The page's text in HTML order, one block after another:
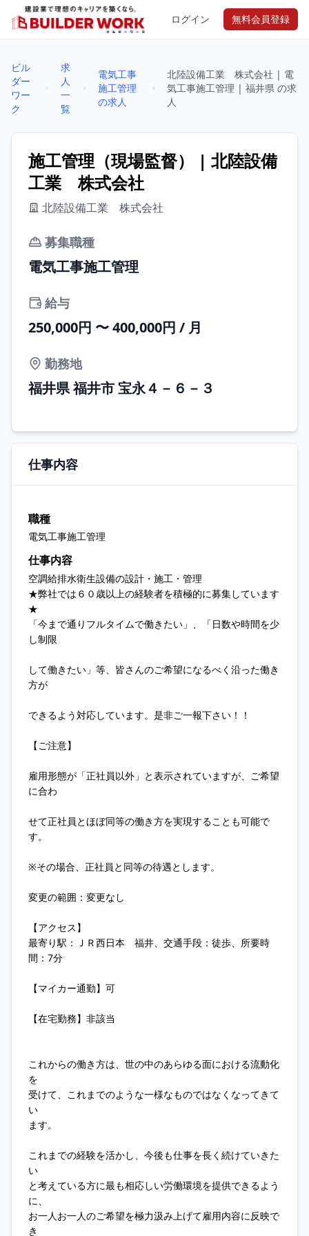
ログイン 無料会員登録
ビル
ダー
ワー
ク
求
人
一
覧
電気工事
施工管理
の求人
北陸設備工業 株式会社 | 電
気工事施工管理 | 福井県 の求
人
施工管理（現場監督） | 北陸設備
工業 株式会社
北陸設備工業 株式会社
募集職種
電気工事施工管理
給与
250,000円 〜 400,000円 / 月
勤務地
福井県 福井市 宝永４－６－３
仕事内容
職種
電気工事施工管理
仕事内容
空調給排水衛生設備の設計・施工・管理
★弊社では６０歳以上の経験者を積極的に募集しています
★
「今まで通りフルタイムで働きたい」、「日数や時間を少
し制限
して働きたい」等、皆さんのご希望になるべく沿った働き
方が
できるよう対応しています。是非ご一報下さい！！
【ご注意】
雇用形態が「正社員以外」と表示されていますが、ご希望
に合わ
せて正社員とほぼ同等の働き方を実現することも可能で
す。
※その場合、正社員と同等の待遇とします。
変更の範囲：変更なし
【アクセス】
最寄り駅：ＪＲ西日本 福井、交通手段：徒歩、所要時
間：7分
【マイカー通勤】可
【在宅勤務】非該当
これからの働き方は、世の中のあらゆる面における流動化
を
受けて、これまでのような一様なものではなくなってきて
い
ます。
これまでの経験を活かし、今後も仕事を長く続けていきた
い
と考えている方に最も相応しい労働環境を提供できるよう
に、
お一人お一人のご希望を極力汲み上げて雇用内容に反映で
き